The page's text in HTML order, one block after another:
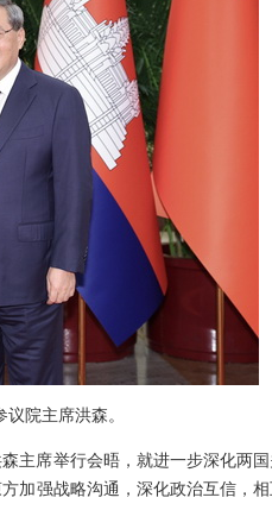
院主席洪森。
主席举行会晤，就进一步深化两
加强战略沟通，深化政治互信，